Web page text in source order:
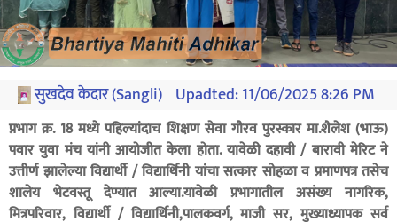
सुखदेव केदार (Sangli) Upadted:11/06/2025 8:26 PM
प्रभाग क्र. 18 मध्ये पहिल्यांदाच शिक्षण सेवा गौरव पुरस्कार मा.शैलेश (भाऊ)
पवार युवा मंच यांनी आयोजीत केला होता. यावेळी दहावी / बारावी मेरिट ने
उत्तीर्ण झालेल्या विद्यार्थी / विद्यार्थिनी यांचा सत्कार सोहळा व प्रमाणपत्र तसेच
शालेय भेटवस्तू देण्यात आल्या.यावेळी प्रभागातील असंख्य नागरिक,
मित्रपरिवार, विद्यार्थी / विद्यार्थिनी,पालकवर्ग, माजी सर, मुख्याध्यापक सर्व